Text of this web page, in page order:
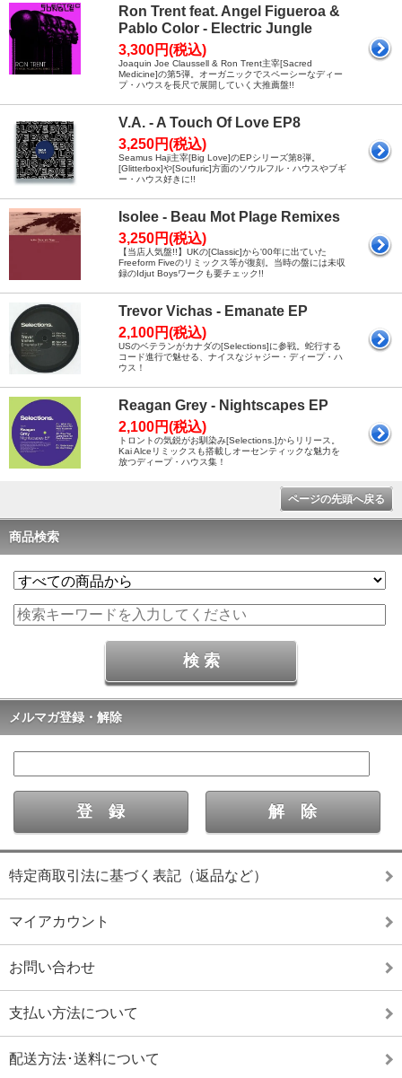
Ron Trent feat. Angel Figueroa &
Pablo Color - Electric Jungle
3,300円(税込)
Joaquin Joe Claussell & Ron Trent主宰[Sacred
Medicine]の第5弾。オーガニックでスペーシーなディー
プ・ハウスを長尺で展開していく大推薦盤!!
V.A. - A Touch Of Love EP8
3,250円(税込)
Seamus Haji主宰[Big Love]のEPシリーズ第8弾。
[Glitterbox]や[Soufuric]方面のソウルフル・ハウスやブギ
ー・ハウス好きに!!
Isolee - Beau Mot Plage Remixes
3,250円(税込)
【当店人気盤!!】UKの[Classic]から'00年に出ていた
Freeform Fiveのリミックス等が復刻。当時の盤には未収
録のIdjut Boysワークも要チェック!!
Trevor Vichas - Emanate EP
2,100円(税込)
USのベテランがカナダの[Selections]に参戦。蛇行する
コード進行で魅せる、ナイスなジャジー・ディープ・ハ
ウス！
Reagan Grey - Nightscapes EP
2,100円(税込)
トロントの気鋭がお馴染み[Selections.]からリリース。
Kai Alceリミックスも搭載しオーセンティックな魅力を
放つディープ・ハウス集！
ページの先頭へ戻る
商品検索
メルマガ登録・解除
特定商取引法に基づく表記（返品など）
マイアカウント
お問い合わせ
支払い方法について
配送方法･送料について